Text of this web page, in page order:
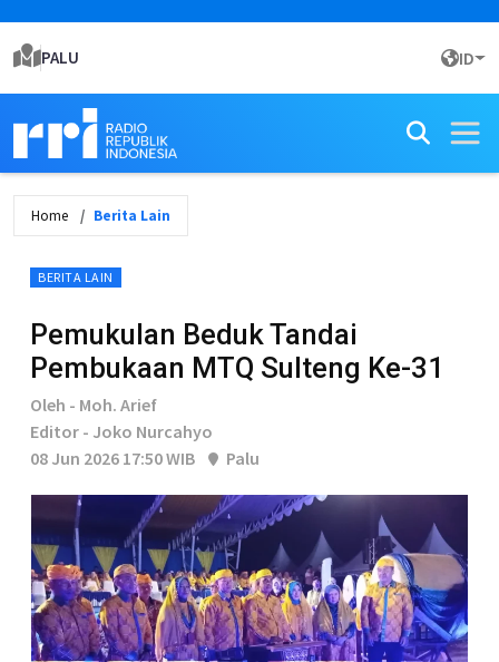
PALU ID
Home Berita Lain
BERITA LAIN
Pemukulan Beduk Tandai
Pembukaan MTQ Sulteng Ke-31
Oleh - Moh. Arief
Editor - Joko Nurcahyo
08 Jun 2026 17:50 WIB
Palu